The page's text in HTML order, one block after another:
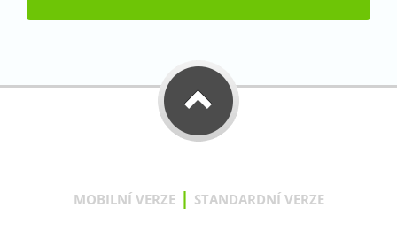
MOBILNÍ VERZE | STANDARDNÍ VERZE